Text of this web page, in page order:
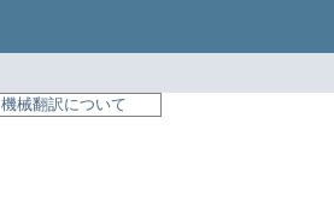
機械翻訳について